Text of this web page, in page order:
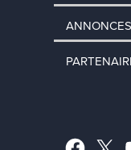
ANNONCES
Facebook